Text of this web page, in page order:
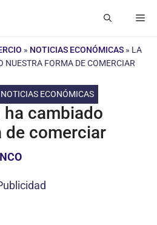
» NOTICIAS ECONÓMICAS » LA
FORMA DE COMERCIAR
NOTICIAS ECONÓMICAS
cambiado
de comerciar